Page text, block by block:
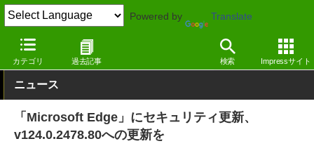
Powered by Translate
カテゴリ 過去記事 検索 Impressサイト
窓の杜 セキュリティ
ニュース
「Microsoft Edge」にセキュリティ更新、
v124.0.2478.80への更新を